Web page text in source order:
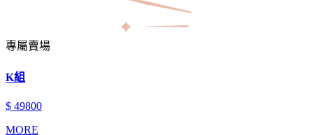
專屬賣場
K組
$ 49800
MORE